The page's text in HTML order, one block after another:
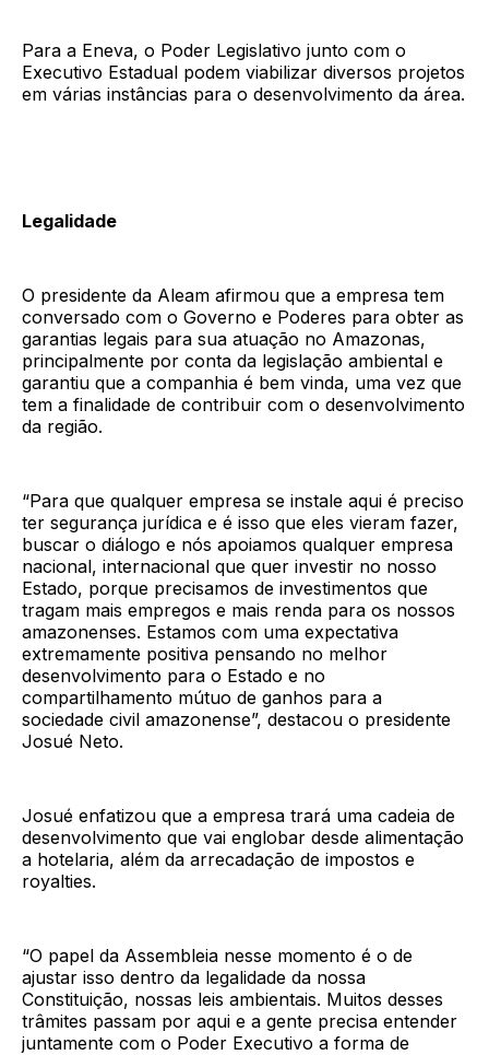
Para a Eneva, o Poder Legislativo junto com o
Executivo Estadual podem viabilizar diversos projetos
em várias instâncias para o desenvolvimento da área.
Legalidade
O presidente da Aleam afirmou que a empresa tem
conversado com o Governo e Poderes para obter as
garantias legais para sua atuação no Amazonas,
principalmente por conta da legislação ambiental e
garantiu que a companhia é bem vinda, uma vez que
tem a finalidade de contribuir com o desenvolvimento
da região.
“Para que qualquer empresa se instale aqui é preciso
ter segurança jurídica e é isso que eles vieram fazer,
buscar o diálogo e nós apoiamos qualquer empresa
nacional, internacional que quer investir no nosso
Estado, porque precisamos de investimentos que
tragam mais empregos e mais renda para os nossos
amazonenses. Estamos com uma expectativa
extremamente positiva pensando no melhor
desenvolvimento para o Estado e no
compartilhamento mútuo de ganhos para a
sociedade civil amazonense”, destacou o presidente
Josué Neto.
Josué enfatizou que a empresa trará uma cadeia de
desenvolvimento que vai englobar desde alimentação
a hotelaria, além da arrecadação de impostos e
royalties.
“O papel da Assembleia nesse momento é o de
ajustar isso dentro da legalidade da nossa
Constituição, nossas leis ambientais. Muitos desses
trâmites passam por aqui e a gente precisa entender
juntamente com o Poder Executivo a forma de